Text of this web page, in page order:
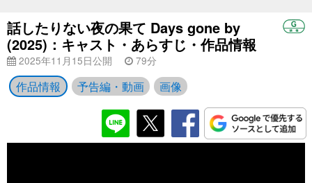
話したりない夜の果て Days gone by
(2025)：キャスト・あらすじ・作品情報
2025年11月15日公開 79分
作品情報 予告編・動画 画像